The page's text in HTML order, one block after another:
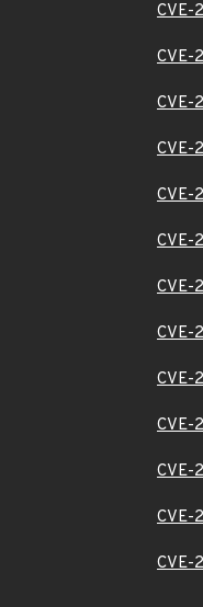
CVE-
CVE-
CVE-
CVE-
CVE-
CVE-
CVE-
CVE-
CVE-
CVE-
CVE-
CVE-
CVE-